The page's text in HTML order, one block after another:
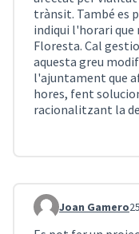
trànsit. També es
indiqui l'horari que
Floresta. Cal
aquesta greu
l'ajuntament que
hores, fent
racionalitzant la
Comentari 919
Joan Gamero